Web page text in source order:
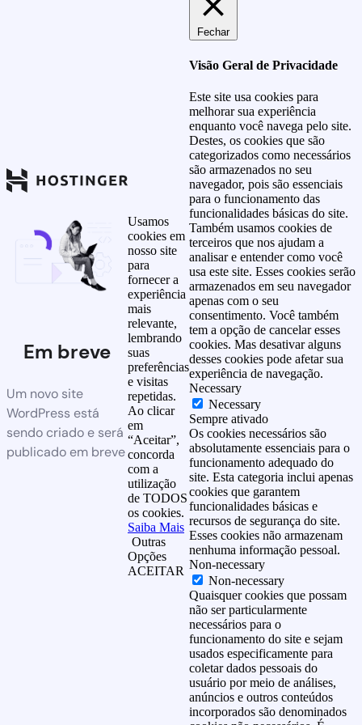
Em breve
Um novo site
WordPress está
sendo criado e será
publicado em breve
Usamos
cookies em
nosso site
para
fornecer a
experiência
mais
relevante,
lembrando
suas
preferências
e visitas
repetidas.
Ao clicar
em
“Aceitar”,
concorda
com a
utilização
de TODOS
os cookies.
Saiba Mais
Outras
Opções
ACEITAR
Fechar
Visão Geral de Privacidade
Este site usa cookies para
melhorar sua experiência
enquanto você navega pelo site.
Destes, os cookies que são
categorizados como necessários
são armazenados no seu
navegador, pois são essenciais
para o funcionamento das
funcionalidades básicas do site.
Também usamos cookies de
terceiros que nos ajudam a
analisar e entender como você
usa este site. Esses cookies serão
armazenados em seu navegador
apenas com o seu
consentimento. Você também
tem a opção de cancelar esses
cookies. Mas desativar alguns
desses cookies pode afetar sua
experiência de navegação.
Necessary
Necessary
Sempre ativado
Os cookies necessários são
absolutamente essenciais para o
funcionamento adequado do
site. Esta categoria inclui apenas
cookies que garantem
funcionalidades básicas e
recursos de segurança do site.
Esses cookies não armazenam
nenhuma informação pessoal.
Non-necessary
Non-necessary
Quaisquer cookies que possam
não ser particularmente
necessários para o
funcionamento do site e sejam
usados especificamente para
coletar dados pessoais do
usuário por meio de análises,
anúncios e outros conteúdos
incorporados são denominados